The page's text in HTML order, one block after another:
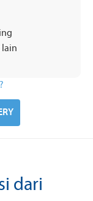
lain
dari